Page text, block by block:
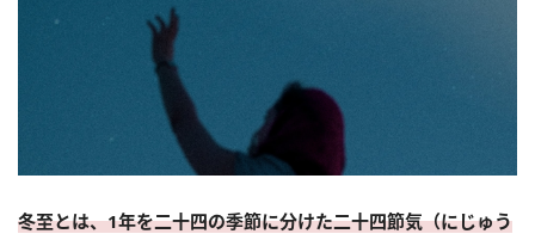
冬至とは、1年を二十四の季節に分けた二十四節気（にじゅう